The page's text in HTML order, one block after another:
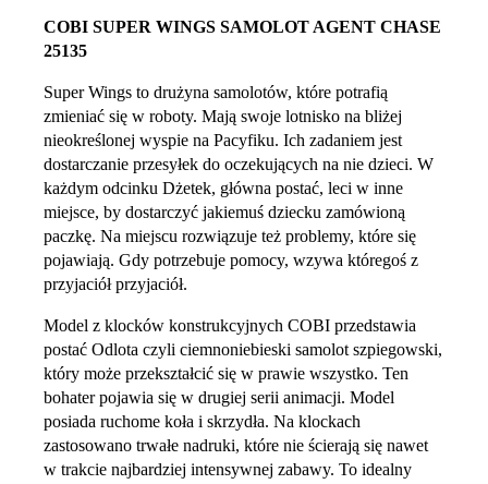
COBI SUPER WINGS SAMOLOT AGENT CHASE
25135
Super Wings to drużyna samolotów, które potrafią
zmieniać się w roboty. Mają swoje lotnisko na bliżej
nieokreślonej wyspie na Pacyfiku. Ich zadaniem jest
dostarczanie przesyłek do oczekujących na nie dzieci. W
każdym odcinku Dżetek, główna postać, leci w inne
miejsce, by dostarczyć jakiemuś dziecku zamówioną
paczkę. Na miejscu rozwiązuje też problemy, które się
pojawiają. Gdy potrzebuje pomocy, wzywa któregoś z
przyjaciół przyjaciół.
Model z klocków konstrukcyjnych COBI przedstawia
postać Odlota czyli ciemnoniebieski samolot szpiegowski,
który może przekształcić się w prawie wszystko. Ten
bohater pojawia się w drugiej serii animacji. Model
posiada ruchome koła i skrzydła. Na klockach
zastosowano trwałe nadruki, które nie ścierają się nawet
w trakcie najbardziej intensywnej zabawy. To idealny